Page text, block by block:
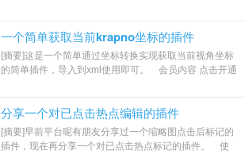
一个简单获取当前krapno坐标的插件
[摘要]这是一个简单通过坐标转换实现获取当前视角坐标
的简单插件，导入到xml使用即可。 会员内容 点击开通
分享一个对已点击热点编辑的插件
[摘要]早前平台呢有朋友分享过一个缩略图点击后标记的
插件，现在再分享一个对已点击热点标记的插件。 使